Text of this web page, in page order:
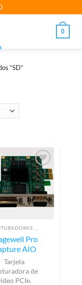
0
“SD”
Pro
AIO
Tarjeta
de
PCIe.